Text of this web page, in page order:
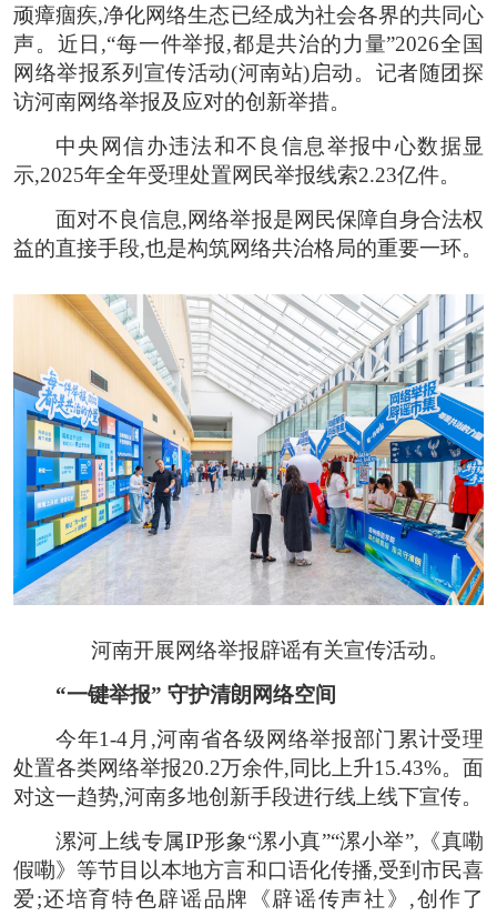
顽瘴痼疾,净化网络生态已经成为社会各界的共同心
声。近日,“每一件举报,都是共治的力量”2026全国
网络举报系列宣传活动(河南站)启动。记者随团探
访河南网络举报及应对的创新举措。
中央网信办违法和不良信息举报中心数据显
示,2025年全年受理处置网民举报线索2.23亿件。
面对不良信息,网络举报是网民保障自身合法权
益的直接手段,也是构筑网络共治格局的重要一环。
河南开展网络举报辟谣有关宣传活动。
“一键举报” 守护清朗网络空间
今年1-4月,河南省各级网络举报部门累计受理
处置各类网络举报20.2万余件,同比上升15.43%。面
对这一趋势,河南多地创新手段进行线上线下宣传。
漯河上线专属IP形象“漯小真”“漯小举”,《真嘞
假嘞》等节目以本地方言和口语化传播,受到市民喜
爱;还培育特色辟谣品牌《辟谣传声社》,创作了